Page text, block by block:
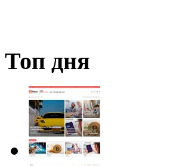
Топ дня